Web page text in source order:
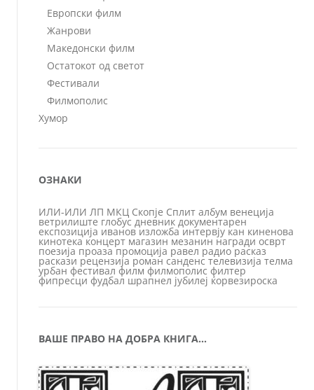
Европски филм
Жанрови
Македонски филм
Остатокот од светот
Фестивали
Филмополис
Хумор
ОЗНАКИ
ИЛИ-ИЛИ ЛП МКЦ Скопје Сплит албум венеција
ветрилиште глобус дневник документарен
експозиција иванов изложба интервју кан киненова
кинотека концерт магазин мезанин награди осврт
поезија проаза промоција равел радио расказ
раскази рецензија роман санденс телевизија телма
урбан фестивал филм филмополис филтер
фипресци фудбал шрапнел јубилеј ќорвезироска
ВАШЕ ПРАВО НА ДОБРА КНИГА…